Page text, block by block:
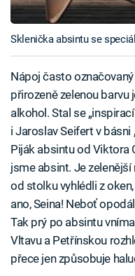
Sklenička absintu se
Nápoj často
přirozeně zelenou barvu
alkohol. Stal se
i Jaroslav Seifert v básni
Piják absintu od Viktora
jsme absint. Je zelenější
od stolku vyhlédli z
ano, Seina! Neboť
Tak prý po absintu
Vltavu a Petřínskou
přece jen způsobuje